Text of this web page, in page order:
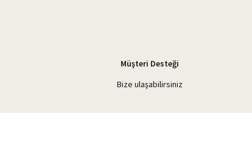
Müşteri Desteği
Bize ulaşabilirsiniz